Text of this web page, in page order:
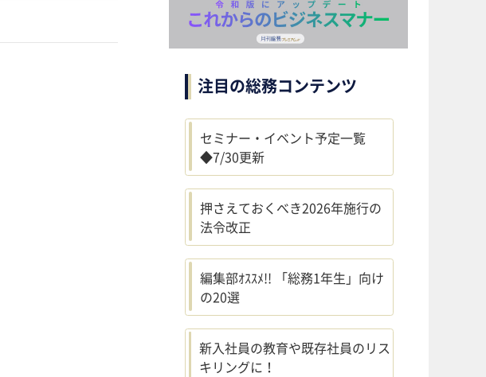
注目の総務コンテンツ
セミナー・イベント予定一覧
◆7/30更新
押さえておくべき2026年施行の
法令改正
編集部ｵｽｽﾒ!! 「総務1年生」向け
の20選
新入社員の教育や既存社員のリス
キリングに！